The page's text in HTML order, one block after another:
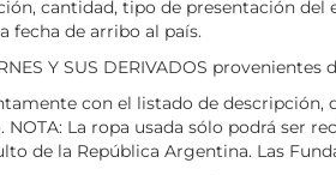
cantidad, tipo de presentación
fecha de arribo al país.
Y SUS DERIVADOS
con el listado de
La ropa usada sólo podrá ser
de la República Argentina. Las